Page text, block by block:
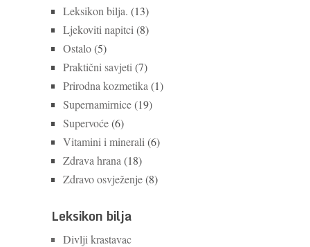
Leksikon bilja. (13)
Ljekoviti napitci (8)
Ostalo(5)
Praktični savjeti (7)
Prirodna kozmetika (1)
Supernamirnice(19)
Supervoće(6)
Vitamini i minerali (6)
Zdrava hrana (18)
Zdravo osvježenje(8)
Leksikon bilja
Divlji krastavac